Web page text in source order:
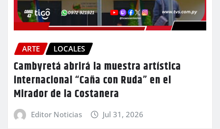
ARTE LOCALES
Cambyretá abrirá la muestra artística
internacional “Caña con Ruda” en el
Mirador de la Costanera
Editor Noticias Jul 31, 2026